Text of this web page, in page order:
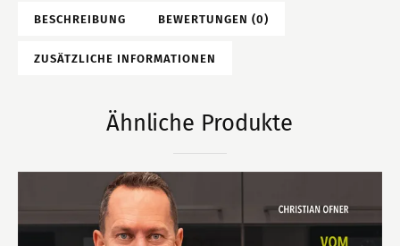
BESCHREIBUNG BEWERTUNGEN (0)
ZUSÄTZLICHE INFORMATIONEN
Ähnliche Produkte